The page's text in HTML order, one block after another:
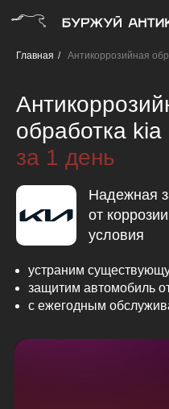
Главная / Антикоррозийная
Надежная
от
условия
устраним
защитим автомобиль
с ежегодным
обработка kia
за 1 день